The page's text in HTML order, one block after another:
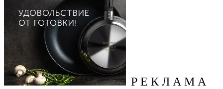
Р Е К Л А М А